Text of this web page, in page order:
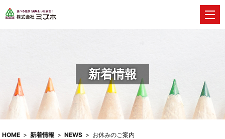
新着情報
HOME > 新着情報 > NEWS > お休みのご案内